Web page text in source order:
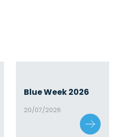
Blue Week 2026
20/07/2026